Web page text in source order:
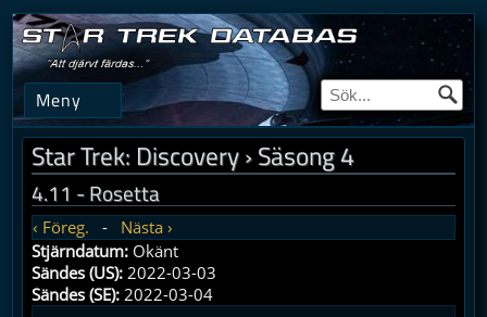
Star Trek: Discovery›Säsong 4
4.11 - Rosetta
‹ Föreg. -
Nästa ›
Stjärndatum: Okänt
Sändes (US): 2022-03-03
Sändes (SE): 2022-03-04
Meny